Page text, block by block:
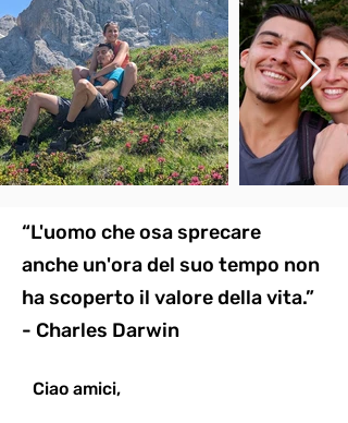
“L'uomo che osa sprecare
anche un'ora del suo tempo non
ha scoperto il valore della vita.”
- Charles Darwin
Ciao amici,